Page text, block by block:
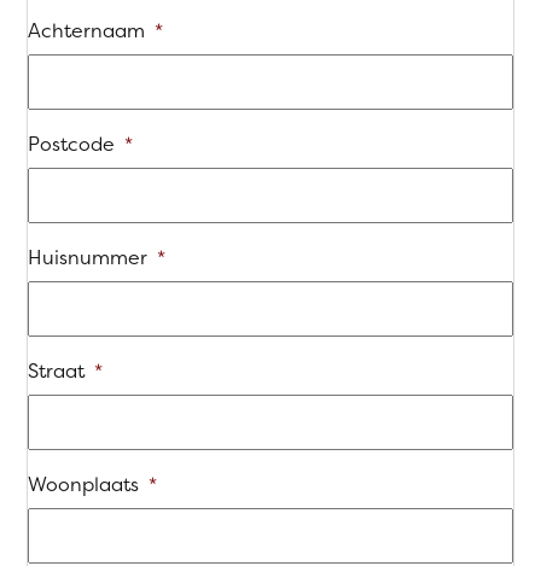
Achternaam *
Postcode *
Huisnummer *
Straat *
Woonplaats *